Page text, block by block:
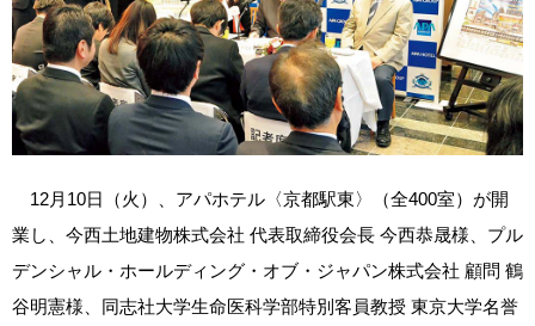
12月10日（火）、アパホテル〈京都駅東〉（全400室）が開
業し、今西土地建物株式会社 代表取締役会長 今西恭晟様、プル
デンシャル・ホールディング・オブ・ジャパン株式会社 顧問 鶴
谷明憲様、同志社大学生命医科学部特別客員教授 東京大学名誉